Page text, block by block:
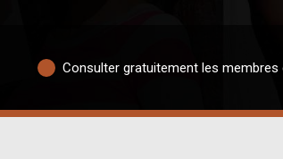
Consulter gratuitement les